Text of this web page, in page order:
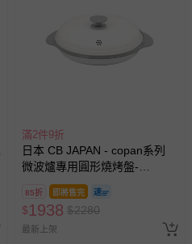
滿2件9折
日本 CB JAPAN - copan系列
微波爐專用圓形燒烤盤-
白-577g
85折 即將售完
$1938 $2280
最新上架